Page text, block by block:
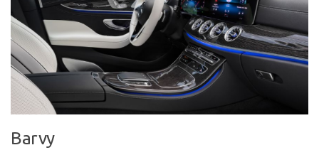
Barvy